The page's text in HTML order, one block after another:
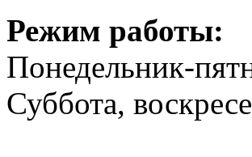
Режим работы:
Понедельник-
Суббота,